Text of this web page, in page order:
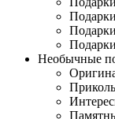
Необычные